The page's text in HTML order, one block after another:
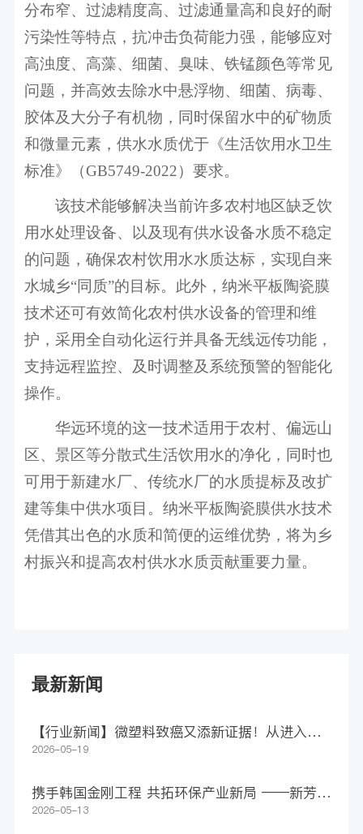
分布窄、过滤精度高、过滤通量高和良好的耐
污染性等特点，抗冲击负荷能力强，能够应对
高浊度、高藻、细菌、臭味、铁锰颜色等常见
问题 ，并高效去除水中悬浮物、细菌、病毒、
胶体及大分子有机物，同时保留水中的矿物质
和微量元素，供水水质优于《生活饮用水卫生
标准》（GB5749-2022）要求。
该技术能够解决当前许多农村地区缺乏饮
用水处理设备、以及现有供水设备水质不稳定
的问题，确保农村饮用水水质达标，实现自来
水城乡“同质”的目标。此外，纳米平板陶瓷膜
技术还可有效简化农村供水设备的管理和维
护，采用全自动化运行并具备无线远传功能，
支持远程监控、及时调整及系统预警的智能化
操作。
华远环境的这一技术适用于农村、偏远山
区、景区等分散式生活饮用水的净化，同时也
可用于新建水厂、传统水厂的水质提标及改扩
建等集中供水项目。纳米平板陶瓷膜供水技术
凭借其出色的水质和简便的运维优势，将为乡
村振兴和提高农村供水水质贡献重要力量。
最新新闻
【行业新闻】微塑料致癌又添新证据！从进入身
体到助长肿瘤，仅4步
2026-05-19
携手韩国金刚工程 共拓环保产业新局 ——新芳科
技集团签署1500万美元意向合作协议
2026-05-13